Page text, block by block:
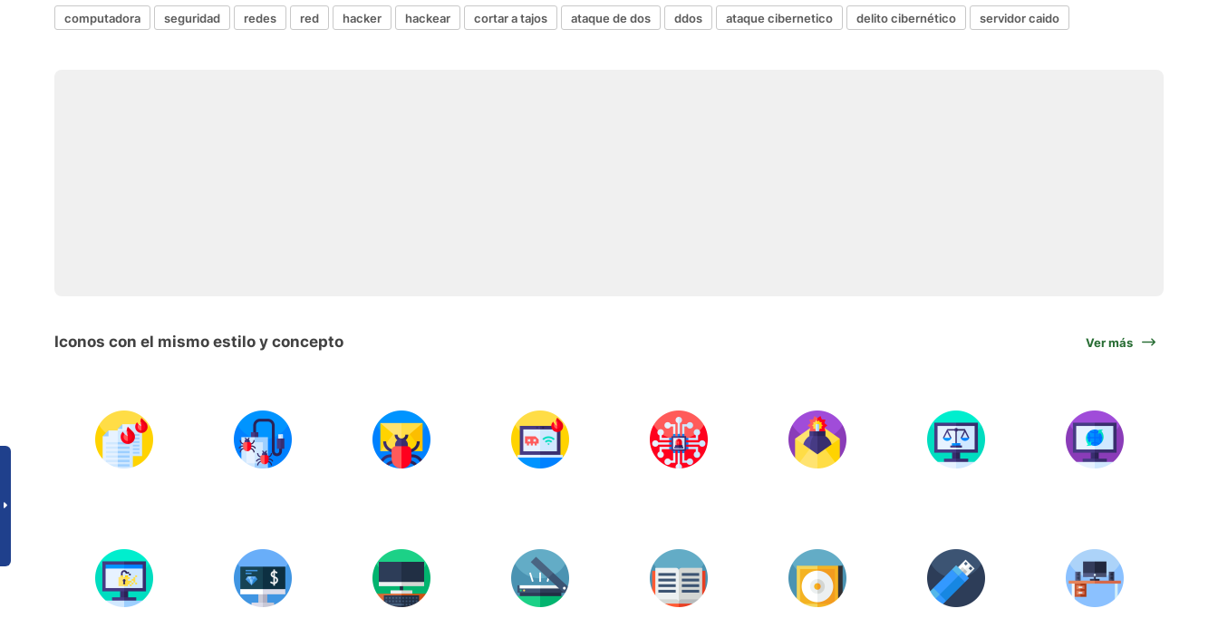
computadora seguridad redes red hacker hackear cortar a tajos ataque de dos ddos ataque cibernetico delito cibernético servidor caido
Iconos con el mismo estilo y concepto Ver más